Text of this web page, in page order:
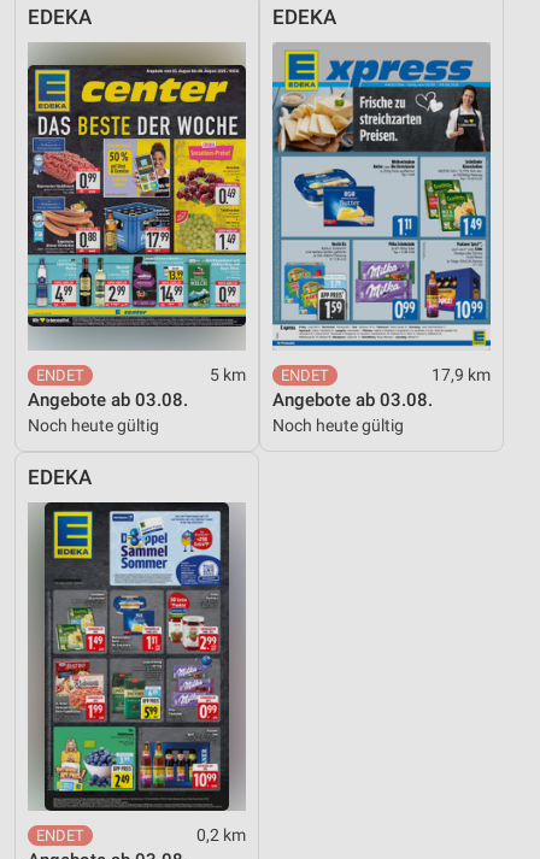
EDEKA
5 km
Angebote ab 03.08.
Noch heute gültig
EDEKA
17,9 km
Angebote ab 03.08.
Noch heute gültig
EDEKA
0,2 km